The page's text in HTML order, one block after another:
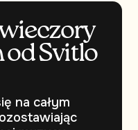
od Svitlo
na całym